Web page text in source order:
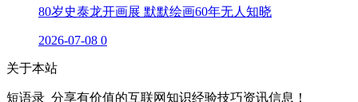
80岁史泰龙开画展 默默绘画60年无人知晓
2026-07-08 0
关于本站
短语录_分享有价值的互联网知识经验技巧资讯信息！